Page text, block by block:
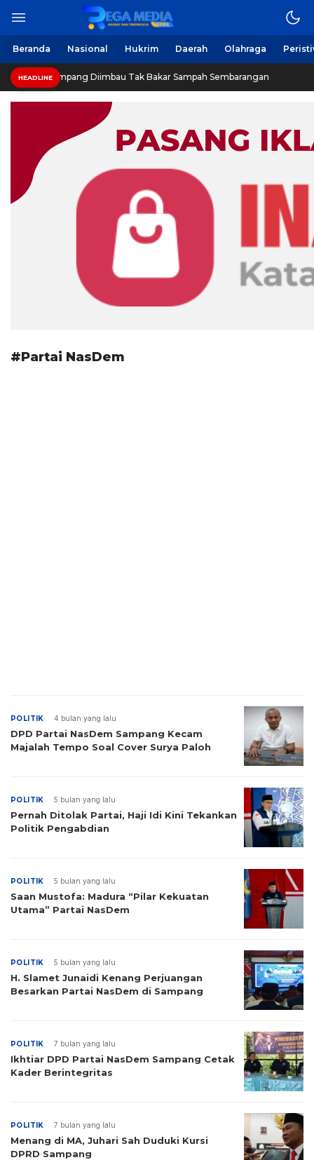
Regamedianews.com
Berita Harian Online
Beranda Nasional Hukrim Daerah Olahraga
HEADLINE
Sampang Diimbau Tak Bakar Sampah Sembarangan
#Partai NasDem
POLITIK 4 bulan yang lalu
DPD Partai NasDem Sampang Kecam
Majalah Tempo Soal Cover Surya Paloh
POLITIK 5 bulan yang lalu
Pernah Ditolak Partai, Haji Idi Kini Tekankan
Politik Pengabdian
POLITIK 5 bulan yang lalu
Saan Mustofa: Madura “Pilar Kekuatan
Utama” Partai NasDem
POLITIK 5 bulan yang lalu
H. Slamet Junaidi Kenang Perjuangan
Besarkan Partai NasDem di Sampang
POLITIK 7 bulan yang lalu
Ikhtiar DPD Partai NasDem Sampang Cetak
Kader Berintegritas
POLITIK 7 bulan yang lalu
Menang di MA, Juhari Sah Duduki Kursi
DPRD Sampang